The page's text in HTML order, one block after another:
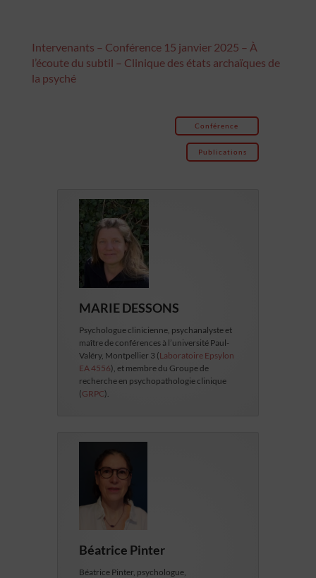
Intervenants – Conférence 15 janvier 2025 – À
l’écoute du subtil – Clinique des états archaïques de
la psyché
Conférence
Publications
MARIE DESSONS
Psychologue clinicienne, psychanalyste et
maître de conférences à l’université Paul-
Valéry, Montpellier 3 (Laboratoire Epsylon
EA 4556), et membre du Groupe de
recherche en psychopathologie clinique
(GRPC).
Béatrice Pinter
Béatrice Pinter, psychologue,